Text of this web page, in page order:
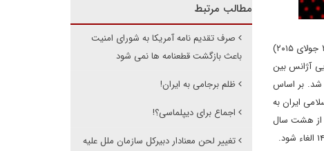
در تاریخ ۲۳ تیر ۱۳۹۴ (۱۴ جولای ۲۰۱۵)، برنامه جامع اقدام مشترک (برجام) نهایی شد. شورای امنیت در تاریخ ۲۹ تیر ۱۳۹۴ (۲۰ جولای ۲۰۱۵)
آژانس بین
اجرایی یا در واقع لازم الاجرا شد. بر اساس
جمهوری اسلامی ایران به
ایران پس از هشت سال
مطالب مرتبط
صرف تقدیم نامه آمریکا به شورای امنیت
باعث بازگشت قطعنامه ها نمی شود
ظلم برجامی به ایران!
اجماع برای دیپلماسی؟!
تغییر لحن معنادار دبیرکل سازمان ملل علیه